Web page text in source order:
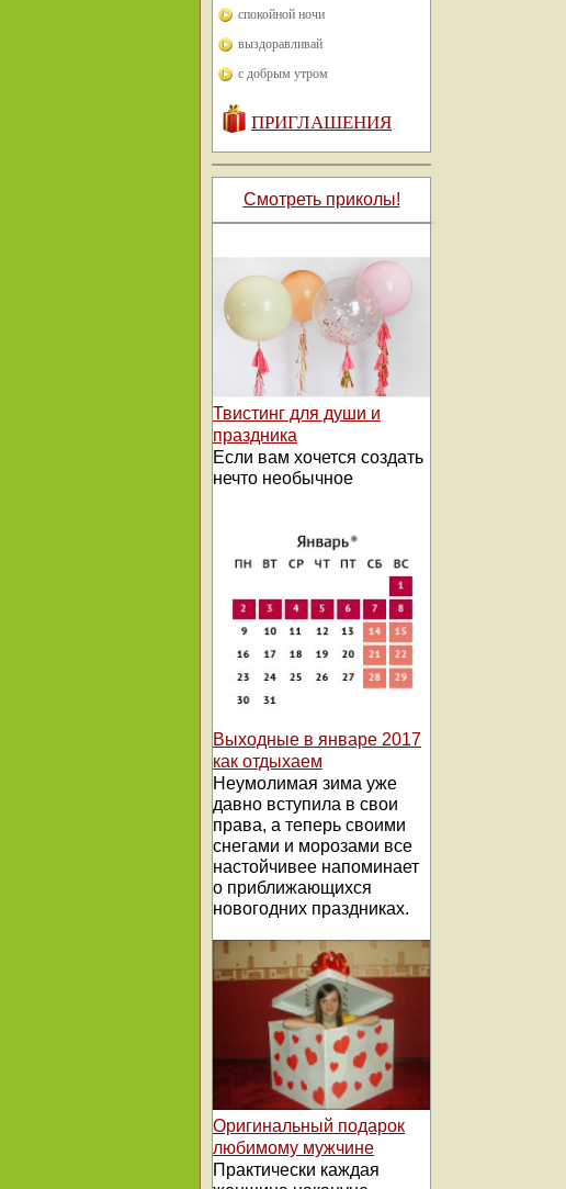
спокойной ночи
выздоравливай
с добрым утром
ПРИГЛАШЕНИЯ
Смотреть приколы!
Твистинг для души и
праздника
Если вам хочется создать
нечто необычное
Выходные в январе 2017
как отдыхаем
Неумолимая зима уже
давно вступила в свои
права, а теперь своими
снегами и морозами все
настойчивее напоминает
о приближающихся
новогодних праздниках.
Оригинальный подарок
любимому мужчине
Практически каждая